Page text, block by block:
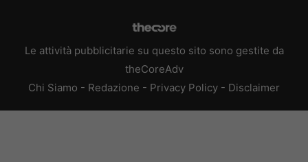
Le attività pubblicitarie su questo sito sono gestite da
theCoreAdv
Chi Siamo - Redazione - Privacy Policy - Disclaimer